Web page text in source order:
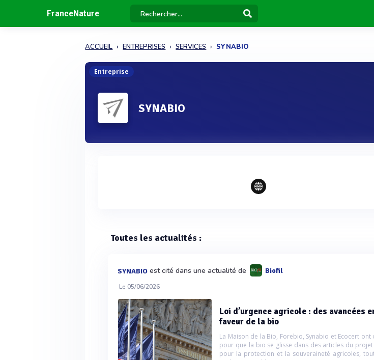
FranceNature
ACCUEIL ENTREPRISES SERVICES SYNABIO
Entreprise
SYNABIO
Toutes les actualités :
SYNABIO est cité dans une actualité de Biofil
Le 05/06/2026
Loi d’urgence agricole : des avancées
faveur de la bio
La Maison de la Bio, Forebio, Synabio et Ecocert
pour que la bio se glisse dans des articles du
pour la protection et la souveraineté agricoles,